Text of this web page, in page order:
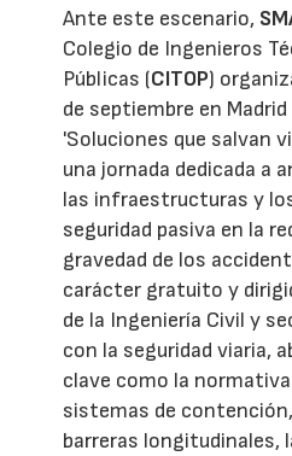
Ante este escenario,
Colegio de Ingenieros
Públicas (CITOP)
de septiembre en
'Soluciones que salvan
una jornada dedicada a
las infraestructuras y
seguridad pasiva en la
gravedad de los
carácter gratuito y
de la Ingeniería Civil y
con la seguridad viaria,
clave como la
sistemas de
barreras longitudinales,